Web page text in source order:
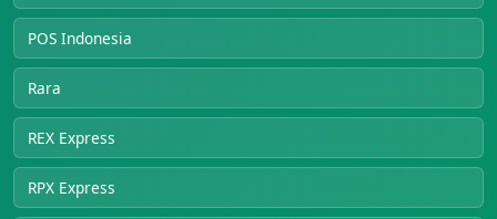
POS Indonesia
Rara
REX Express
RPX Express